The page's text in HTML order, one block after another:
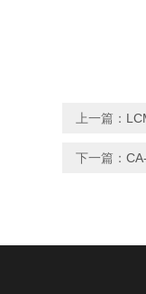
上一篇：
下一篇：